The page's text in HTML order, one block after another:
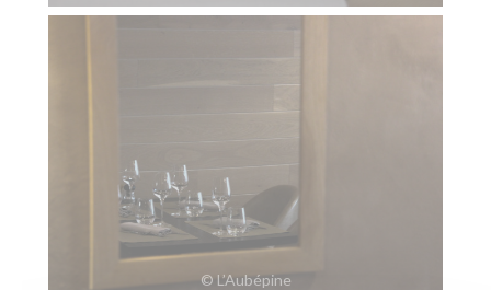
© L’Aubépine